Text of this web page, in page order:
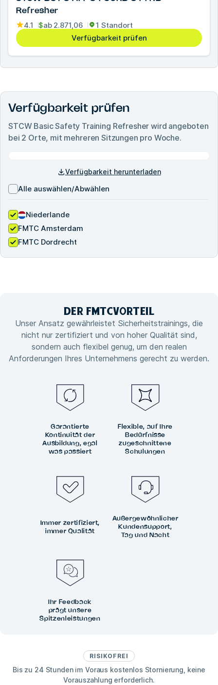
Refresher
4.1 $ab 2.871,06
1 Standort
Verfügbarkeit prüfen
Verfügbarkeit prüfen
STCW Basic Safety Training Refresher wird angeboten
bei 2 Orte, mit mehreren Sitzungen pro Woche.
Verfügbarkeit herunterladen
Alle auswählen/Abwählen
Niederlande
FMTC Amsterdam
FMTC Dordrecht
RISIKOFREI
Bis zu 24 Stunden im Voraus kostenlos Stornierung, keine
Vorauszahlung erforderlich.
DER FMTCVORTEIL
Unser Ansatz gewährleistet Sicherheitstrainings, die
nicht nur zertifiziert und von hoher Qualität sind,
sondern auch flexibel genug, um den realen
Anforderungen Ihres Unternehmens gerecht zu werden.
Garantierte
Kontinuität der
Ausbildung, egal
was passiert
Flexible, auf Ihre
Bedürfnisse
zugeschnittene
Schulungen
Immer zertifiziert,
immer Qualität
Außergewöhnlicher
Kundensupport,
Tag und Nacht
Ihr Feedback
prägt unsere
Spitzenleistungen